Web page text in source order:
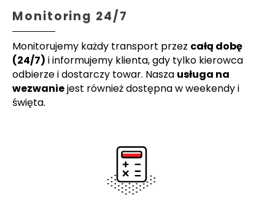
Monitoring 24/7
Monitorujemy każdy transport przez całą dobę
(24/7) i informujemy klienta, gdy tylko kierowca
odbierze i dostarczy towar. Nasza usługa na
wezwaniejest również dostępna w weekendy i
święta.